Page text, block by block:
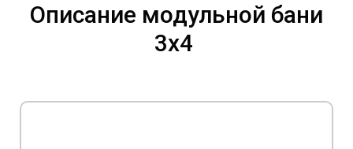
Описание модульной бани
3х4